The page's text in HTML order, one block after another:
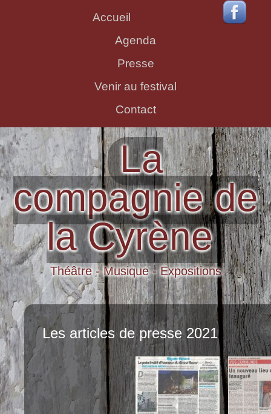
Accueil
Agenda
Presse
Venir au festival
Contact
La
compagnie de
la Cyrène
Théâtre - Musique - Expositions
Les articles de presse 2021